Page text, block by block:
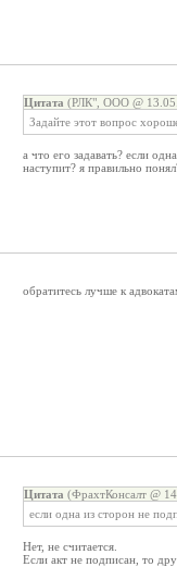
Цитата (РЛК", ООО @
Задайте этот вопрос
а что его задавать? если
наступит? я правильно
обратитесь лучше к
Цитата (ФрахтКонсалт @
если одна из сторон не
Нет, не считается.
Если акт не подписан, то